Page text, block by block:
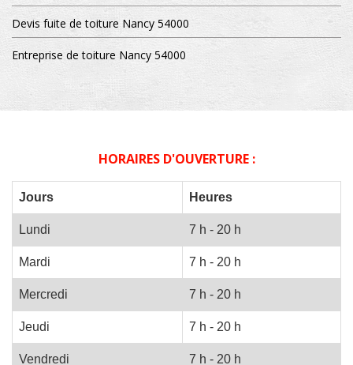
Devis fuite de toiture Nancy 54000
Entreprise de toiture Nancy 54000
HORAIRES D'OUVERTURE :
Jours Heures
Lundi 7 h - 20 h
Mardi 7 h - 20 h
Mercredi 7 h - 20 h
Jeudi 7 h - 20 h
Vendredi 7 h - 20 h